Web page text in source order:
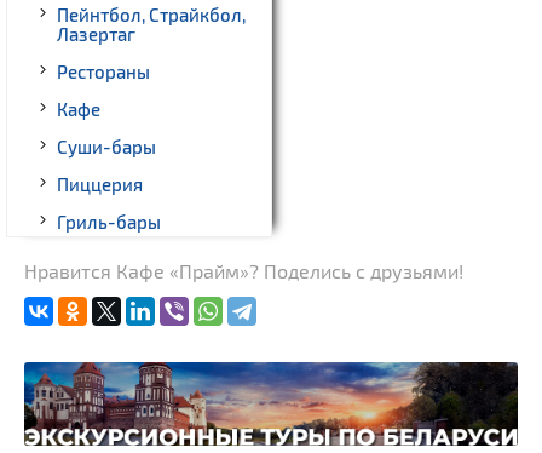
Пейнтбол, Страйкбол,
Лазертаг
Рестораны
Кафе
Суши-бары
Пиццерия
Гриль-бары
Театры
Боулинг
Бильярд
Казино
Нравится Кафе «Прайм»? Поделись с друзьями!